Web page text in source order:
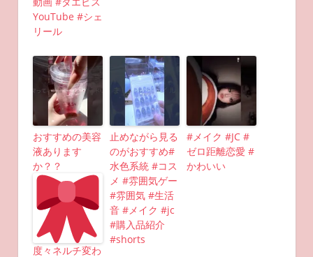
YouTube #シェ
リール
おすすめの美容
液あります
か？？
度々ネルチ変わ
止めながら見る
のがおすすめ#
水色系統 #コス
メ #雰囲気ゲー
#雰囲気 #生活
音 #メイク #jc
#購入品紹介
#shorts
#メイク #JC #
ゼロ距離恋愛 #
かわいい